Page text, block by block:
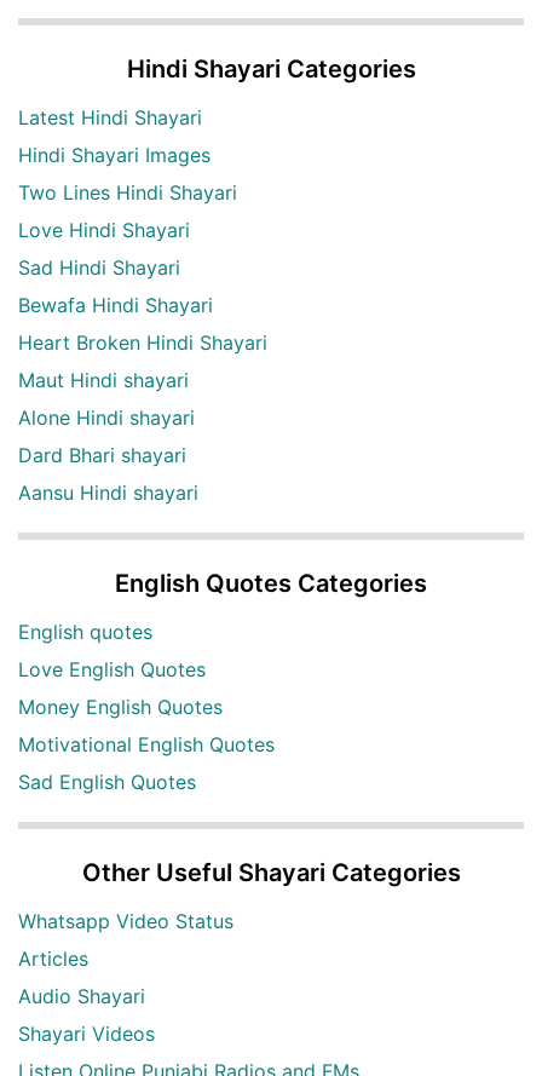
Hindi Shayari Categories
Latest Hindi Shayari
Hindi Shayari Images
Two Lines Hindi Shayari
Love Hindi Shayari
Sad Hindi Shayari
Bewafa Hindi Shayari
Heart Broken Hindi Shayari
Maut Hindi shayari
Alone Hindi shayari
Dard Bhari shayari
Aansu Hindi shayari
English Quotes Categories
English quotes
Love English Quotes
Money English Quotes
Motivational English Quotes
Sad English Quotes
Other Useful Shayari Categories
Whatsapp Video Status
Articles
Audio Shayari
Shayari Videos
Listen Online Punjabi Radios and FMs